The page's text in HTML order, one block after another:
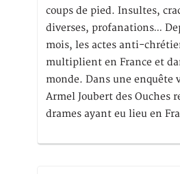
coups de pied. Insultes,
diverses, profanations…
mois, les actes anti-
multiplient en France et
monde. Dans une enquête
Armel Joubert des Ouches
drames ayant eu lieu en